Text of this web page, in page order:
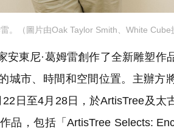
。（圖片由Oak Taylor Smith、White Cube
東尼·葛姆雷創作了全新雕塑作
城市、時間和空間位置。主辦方
日至4月28日，於ArtisTree及太
品，包括「ArtisTree Selects: